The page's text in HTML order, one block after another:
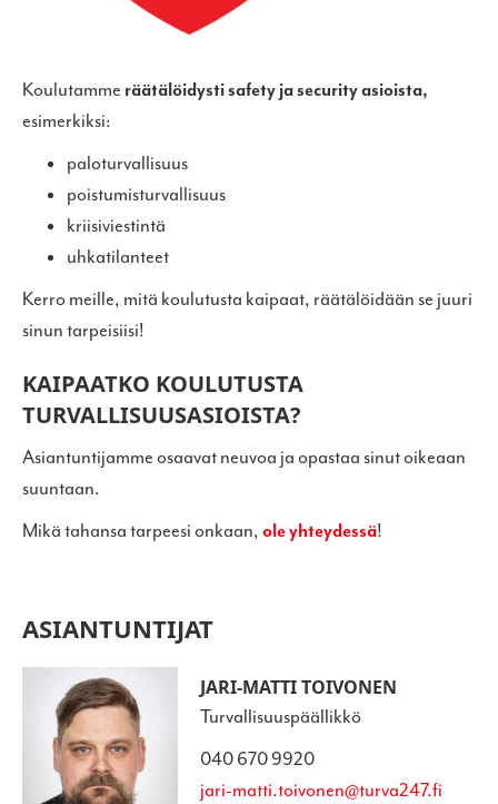
Koulutamme räätälöidysti safety ja security asioista,
esimerkiksi:
paloturvallisuus
poistumisturvallisuus
kriisiviestintä
uhkatilanteet
Kerro meille, mitä koulutusta kaipaat, räätälöidään se juuri
sinun tarpeisiisi!
KAIPAATKO KOULUTUSTA
TURVALLISUUSASIOISTA?
Asiantuntijamme osaavat neuvoa ja opastaa sinut oikeaan
suuntaan.
Mikä tahansa tarpeesi onkaan,ole yhteydessä!
ASIANTUNTIJAT
JARI-MATTI TOIVONEN
Turvallisuuspäällikkö
040 670 9920
jari-matti.toivonen@turva247.fi